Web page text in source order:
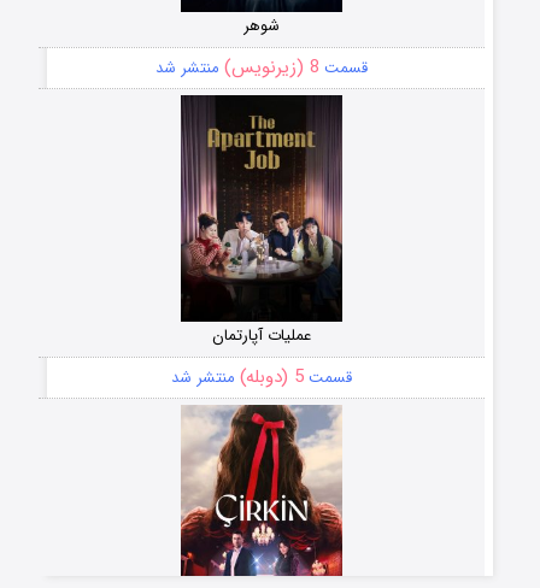
شوهر
قسمت 8 (زیرنویس) منتشر شد
عملیات آپارتمان
قسمت5 (دوبله) منتشر شد